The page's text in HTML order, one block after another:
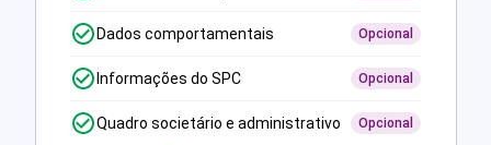
Dados comportamentais Opcional
Informações do SPC Opcional
Quadro societário e administrativo Opcional